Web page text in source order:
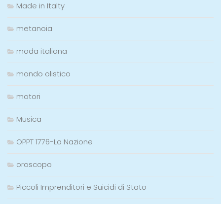
Made in Italty
metanoia
moda italiana
mondo olistico
motori
Musica
OPPT 1776-La Nazione
oroscopo
Piccoli Imprenditori e Suicidi di Stato